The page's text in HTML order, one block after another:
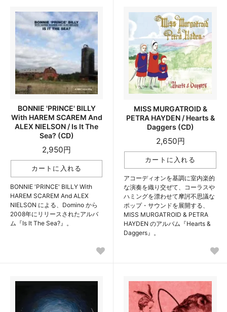
BONNIE 'PRINCE' BILLY
With HAREM SCAREM And
ALEX NIELSON / Is It The
Sea? (CD)
2,950円
BONNIE 'PRINCE' BILLY With
HAREM SCAREM And ALEX
NIELSON による、Domino から
2008年にリリースされたアルバ
ム『Is It The Sea?』。
MISS MURGATROID &
PETRA HAYDEN / Hearts &
Daggers (CD)
2,650円
アコーディオンを基調に室内楽的
な演奏を織り交ぜて、コーラスや
ハミングを漂わせて摩訶不思議な
ポップ・サウンドを展開する、
MISS MURGATROID & PETRA
HAYDEN のアルバム『Hearts &
Daggers』。